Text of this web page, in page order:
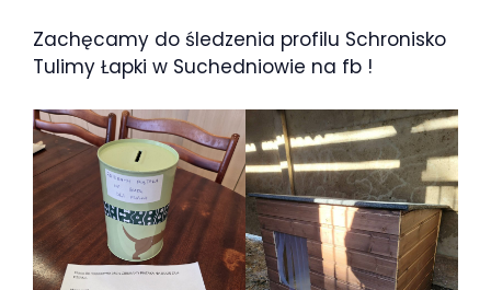
Zachęcamy do śledzenia profilu Schronisko
Tulimy Łapki w Suchedniowie na fb !